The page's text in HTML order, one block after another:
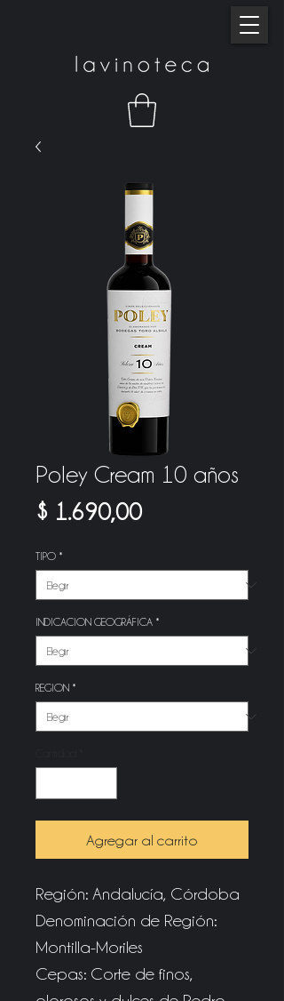
Poley Cream 10 años
$ 1.690,00Precio
TIPO *
INDICACION GEOGRÁFICA *
REGION *
Agregar al carrito
Región: Andalucía, Córdoba
Denominación de Región:
Montilla-Moriles
Cepas: Corte de finos,